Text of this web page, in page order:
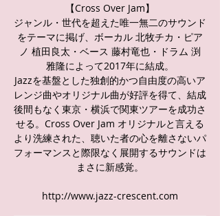
【Cross Over Jam】
ジャンル・世代を超えた唯一無二のサウンド
をテーマに掲げ、ボーカル 北牧チカ・ピア
ノ 植田良太・ベース 藤村竜也・ドラム 渕
雅隆によって2017年に結成。
Jazzを基盤とした独創的かつ自由度の高いア
レンジ曲やオリジナル曲が好評を得て、結成
後間もなく東京・横浜で関東ツアーを成功さ
せる。Cross Over Jam オリジナルと言える
より洗練された、聴いた者の心を離さないパ
フォーマンスと際限なく展開するサウンドは
まさに新感覚。
http://www.jazz-crescent.com